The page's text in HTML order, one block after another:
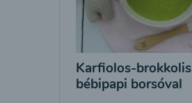
Karfiolos-brokkolis
bébipapi borsóval